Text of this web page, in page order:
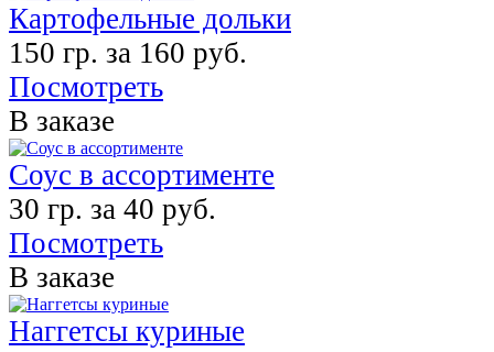
Картофельные дольки
150 гр. за 160 руб.
Посмотреть
В заказе
Соус в ассортименте
30 гр. за 40 руб.
Посмотреть
В заказе
Наггетсы куриные